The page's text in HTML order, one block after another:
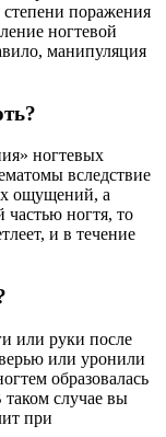
поражения
ногтевой
манипуляция
ногтевых
вследствие
ощущений, а
частью ногтя, то
и в течение
или руки после
или уронили
образовалась
таком случае вы
при